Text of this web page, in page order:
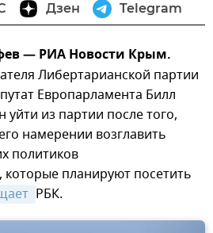
Дзен Telegram
— РИА Новости Крым.
Либертарианской партии
Европарламента Билл
из партии после того,
намерении возглавить
политиков
планируют посетить
РБК.